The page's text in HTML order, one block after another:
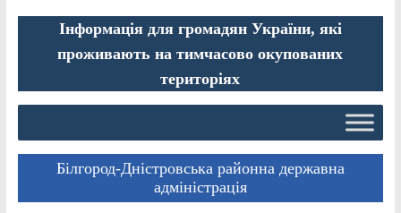
Інформація для громадян України, які
проживають на тимчасово окупованих
територіях
Білгород-Дністровська районна державна
адміністрація